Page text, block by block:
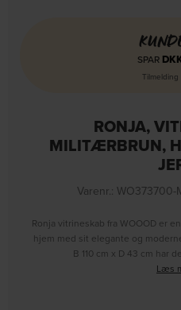
SPAR
RONJA,
MILITÆRBRUN,
Varenr.: WO373700-
Ronja vitrineskab fra WOOOD er
hjem med sit elegante og
B 110 cm x D 43 cm har
Læs